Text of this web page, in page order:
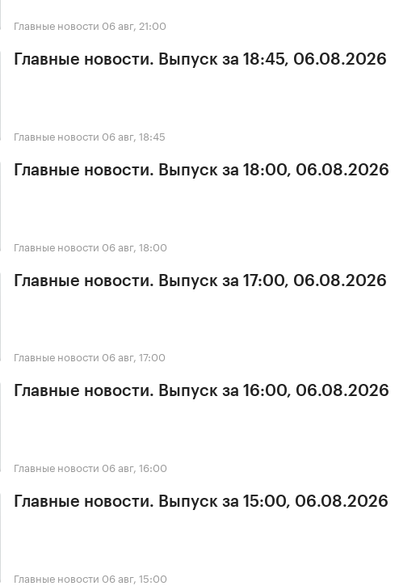
Главные новости 06 авг, 21:00
Главные новости. Выпуск за 18:45, 06.08.2026
Главные новости 06 авг, 18:45
Главные новости. Выпуск за 18:00, 06.08.2026
Главные новости 06 авг, 18:00
Главные новости. Выпуск за 17:00, 06.08.2026
Главные новости 06 авг, 17:00
Главные новости. Выпуск за 16:00, 06.08.2026
Главные новости 06 авг, 16:00
Главные новости. Выпуск за 15:00, 06.08.2026
Главные новости 06 авг, 15:00